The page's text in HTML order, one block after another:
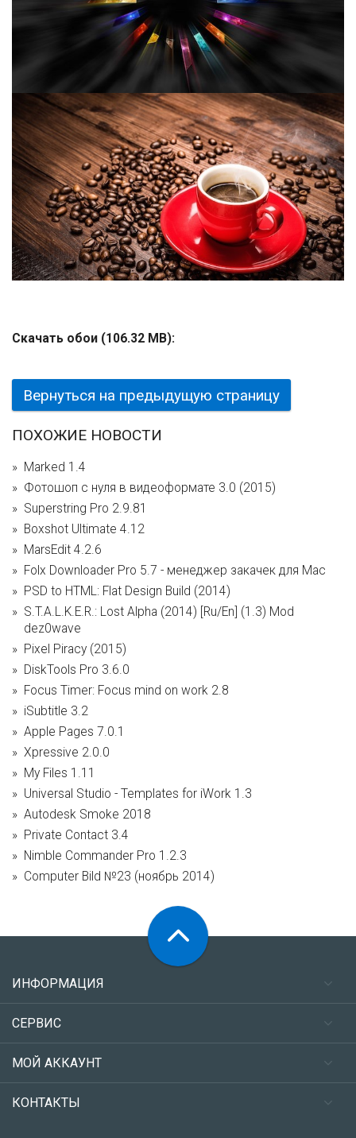
Скачать обои (106.32 MB):
Вернуться на предыдущую страницу
ПОХОЖИЕ НОВОСТИ
Marked 1.4
Фотошоп с нуля в видеоформате 3.0 (2015)
Superstring Pro 2.9.81
Boxshot Ultimate 4.12
MarsEdit 4.2.6
Folx Downloader Pro 5.7 - менеджер закачек для Mac
PSD to HTML: Flat Design Build (2014)
S.T.A.L.K.E.R.: Lost Alpha (2014) [Ru/En] (1.3) Mod
dez0wave
Pixel Piracy (2015)
DiskTools Pro 3.6.0
Focus Timer: Focus mind on work 2.8
iSubtitle 3.2
Apple Pages 7.0.1
Xpressive 2.0.0
My Files 1.11
Universal Studio - Templates for iWork 1.3
Autodesk Smoke 2018
Private Contact 3.4
Nimble Commander Pro 1.2.3
Computer Bild №23 (ноябрь 2014)
ИНФОРМАЦИЯ
СЕРВИС
МОЙ АККАУНТ
КОНТАКТЫ